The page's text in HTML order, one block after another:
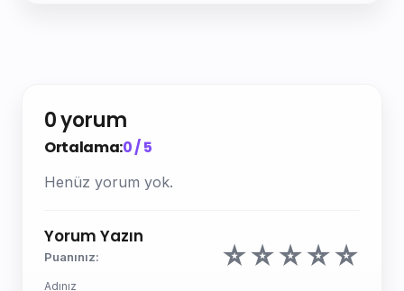
0 yorum
Ortalama:0 / 5
Henüz yorum yok.
Yorum Yazın
Puanınız: ☆☆☆☆☆
Adınız